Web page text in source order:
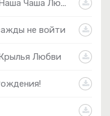
Чаша Любви
не войти
Любви